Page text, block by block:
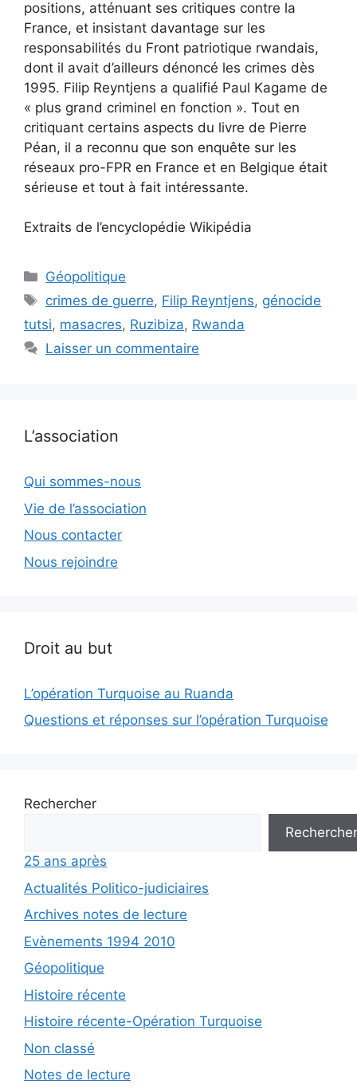
positions, atténuant ses critiques contre la
France, et insistant davantage sur les
responsabilités du Front patriotique rwandais,
dont il avait d’ailleurs dénoncé les crimes dès
1995. Filip Reyntjens a qualifié Paul Kagame de
« plus grand criminel en fonction ». Tout en
critiquant certains aspects du livre de Pierre
Péan, il a reconnu que son enquête sur les
réseaux pro-FPR en France et en Belgique était
sérieuse et tout à fait intéressante.
Extraits de l’encyclopédie Wikipédia
Catégories
Géopolitique
Étiquettes
crimes de guerre, Filip Reyntjens, génocide
tutsi, masacres, Ruzibiza, Rwanda
Laisser un commentaire
L’association
Qui sommes-nous
Vie de l’association
Nous contacter
Nous rejoindre
Droit au but
L’opération Turquoise au Ruanda
Questions et réponses sur l’opération Turquoise
Rechercher
Rechercher
25 ans après
Actualités Politico-judiciaires
Archives notes de lecture
Evènements 1994 2010
Géopolitique
Histoire récente
Histoire récente-Opération Turquoise
Non classé
Notes de lecture